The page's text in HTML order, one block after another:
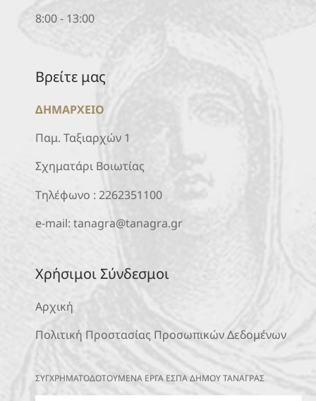
8:00 - 13:00
Βρείτε μας
ΔΗΜΑΡΧΕΙΟ
Παμ. Ταξιαρχών 1
Σχηματάρι Βοιωτίας
Τηλέφωνο : 2262351100
e-mail: tanagra@tanagra.gr
Χρήσιμοι Σύνδεσμοι
Αρχική
Πολιτική Προστασίας Προσωπικών Δεδομένων
ΣΥΓΧΡΗΜΑΤΟΔΟΤΟΥΜΕΝΑ ΕΡΓΑ ΕΣΠΑ ΔΗΜΟΥ ΤΑΝΑΓΡΑΣ